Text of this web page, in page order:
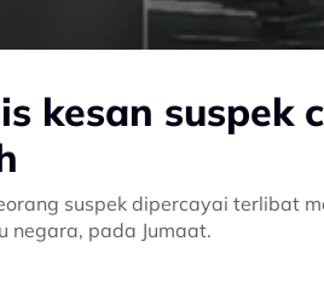
kesan
suspek dipercayai terlibat
negara, pada Jumaat.